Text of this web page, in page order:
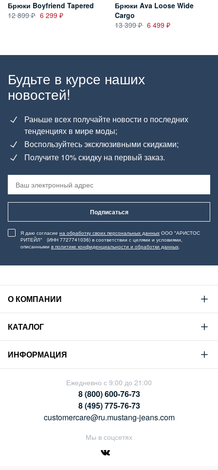
Брюки Boyfriend Tapered
12 899
6 299
Брюки Ava Loose Wide
Cargo
13 399
6 499
Будьте в курсе наших
новостей!
Раньше всех получайте новости о последних
тенденциях в мире моды;
Воспользуйтесь эксклюзивными скидками;
Получите 10% скидку на первый заказ.
Подписаться
Я даю согласие на обработку своих персональных данных ООО "АРИСТОС
РИТЕЙЛ" (ИНН 7727741036) в соответствии с целями и условиями,
описанными в политике конфиденциальности и обработки данных.
О КОМПАНИИ
Mustang
Философия
Устойчивое развитие
Сотрудничество
КАТАЛОГ
Новая коллекция
Гид по мужскому дениму
Гид по женскому дениму
ИНФОРМАЦИЯ
Условия продажи
Политика конфиденциальности
Ежедневно с 9:00 до 21:00
8 (800) 600-76-73
8 (495) 775-76-73
customercare@ru.mustang-jeans.com
Мы в соцсетях